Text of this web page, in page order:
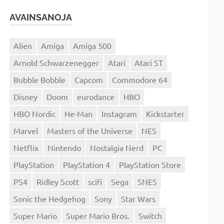
AVAINSANOJA
Alien Amiga
Amiga 500
Arnold Schwarzenegger
Atari
Atari ST
Bubble Bobble
Capcom
Commodore 64
Disney
Doom eurodance
HBO
HBO Nordic
He-Man Instagram
Kickstarter
Marvel
Masters of the Universe
NES
Netflix
Nintendo Nostalgia Nerd
PC
PlayStation
PlayStation 4
PlayStation Store
PS4
Ridley Scott scifi Sega
SNES
Sonic the Hedgehog
Sony
Star Wars
Super Mario
Super Mario Bros. Switch